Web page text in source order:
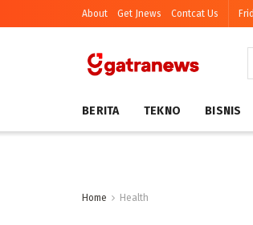
About Get Jnews Contcat Us
BERITA TEKNO BISNIS
Home Health